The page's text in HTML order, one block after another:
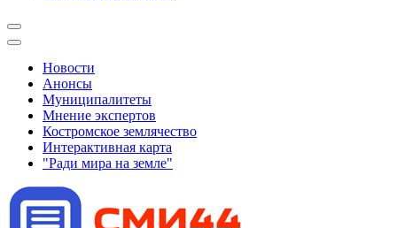
Новости
Анонсы
Муниципалитеты
Мнение экспертов
Костромское землячество
Интерактивная карта
"Ради мира на земле"